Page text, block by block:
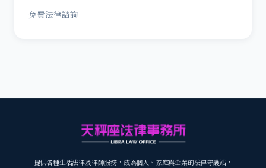
免費法律諮詢
提供各種生活法律及律師服務，成為個人、家庭與企業的法律守護站，